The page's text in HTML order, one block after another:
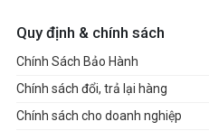
Quy định & chính sách
Chính Sách Bảo Hành
Chính sách đổi, trả lại hàng
Chính sách cho doanh nghiệp